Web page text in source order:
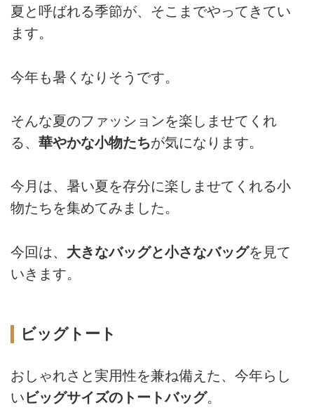
夏と呼ばれる季節が、そこまでやってきてい
ます。
今年も暑くなりそうです。
そんな夏のファッションを楽しませてくれ
る、 華やかな小物たちが気になります。
今月は、暑い夏を存分に楽しませてくれる小
物たちを集めてみました。
今回は、 大きなバッグと小さなバッグを見て
いきます。
ビッグトート
おしゃれさと実用性を兼ね備えた、今年らし
い ビッグサイズのトートバッグ。